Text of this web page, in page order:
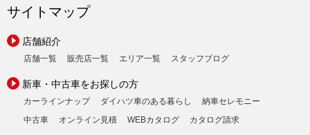
サイトマップ
店舗紹介
店舗一覧 販売店一覧 エリア一覧 スタッフブログ
新車・中古車をお探しの方
カーラインナップ ダイハツ車のある暮らし
納車セレモニー
中古車
オンライン見積 WEBカタログ カタログ請求